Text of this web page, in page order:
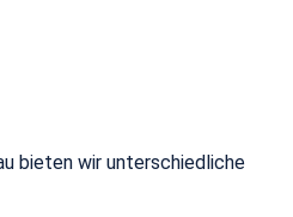
bieten wir unterschiedliche